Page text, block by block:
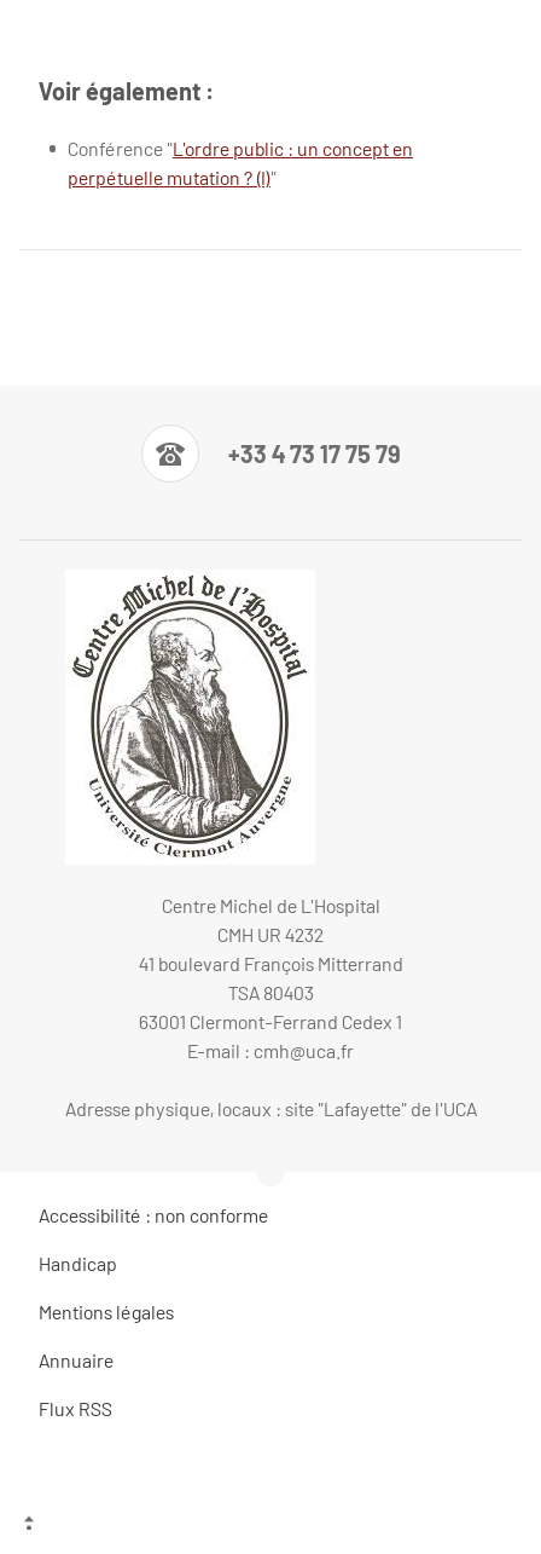
Voir également :
Conférence "L'ordre public : un concept en
perpétuelle mutation ? (I)"
+33 4 73 17 75 79
Centre Michel de L'Hospital
CMH UR 4232
41 boulevard François Mitterrand
TSA 80403
63001 Clermont-Ferrand Cedex 1
E-mail : cmh@uca.fr
Adresse physique, locaux : site "Lafayette" de l'UCA
Accessibilité : non conforme
Handicap
Mentions légales
Annuaire
Flux RSS